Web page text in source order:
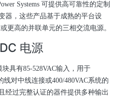
Systems 可提供高可靠性的定制
器，这些产品基于成熟的平台设
更高的并联单元的三相交流电源。
电源
具有85-528VAC输入，用于
线对中线连接或400/480VAC系统的
经过完整认证的器件提供多种输出